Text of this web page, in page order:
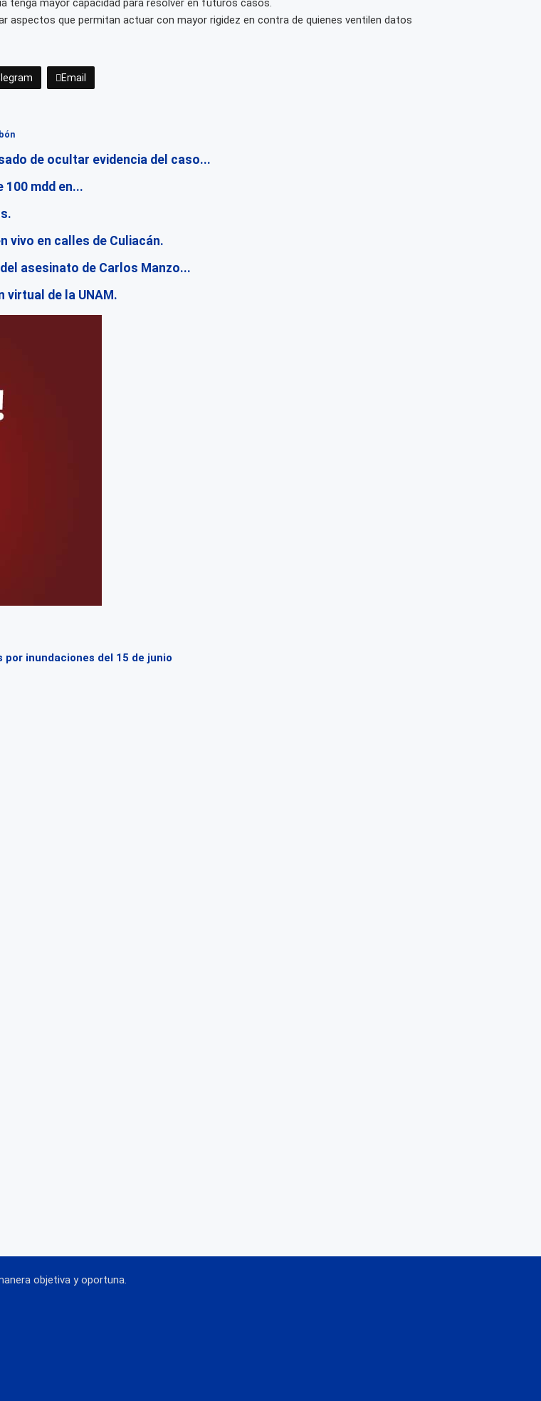
tenga mayor capacidad para resolver en futuros casos.
aspectos que permitan actuar con mayor rigidez en contra de quienes ventilen datos
Email
de ocultar evidencia del caso...
100 mdd en...
vivo en calles de Culiacán.
asesinato de Carlos Manzo...
virtual de la UNAM.
inundaciones del 15 de junio
objetiva y oportuna.